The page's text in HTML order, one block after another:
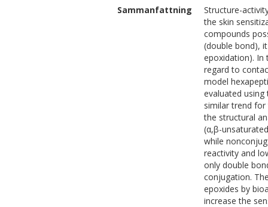
Sammanfattning
Structure-
the skin
compounds
(double bond),
epoxidation). In
regard to
model
evaluated using
similar trend
the structural
(α,β-
while
reactivity and
only double
conjugation.
epoxides by
increase the